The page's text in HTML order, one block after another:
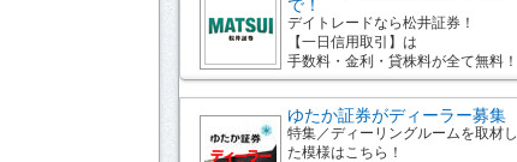
で！
デイトレードなら松井証券！
【一日信用取引】は
手数料・金利・貸株料が全て無料！
ゆたか証券がディーラー募集
特集／ディーリングルームを取材し
た模様はこちら！